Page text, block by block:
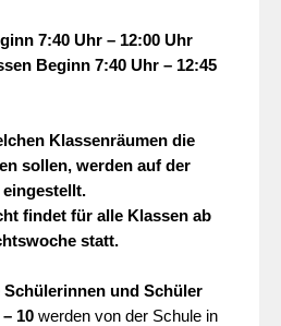
7:40 Uhr – 12:00 Uhr
Beginn 7:40 Uhr – 12:45
Klassenräumen die
sollen, werden auf der
eingestellt.
findet für alle Klassen ab
statt.
Schülerinnen und Schüler
10 werden von der Schule in